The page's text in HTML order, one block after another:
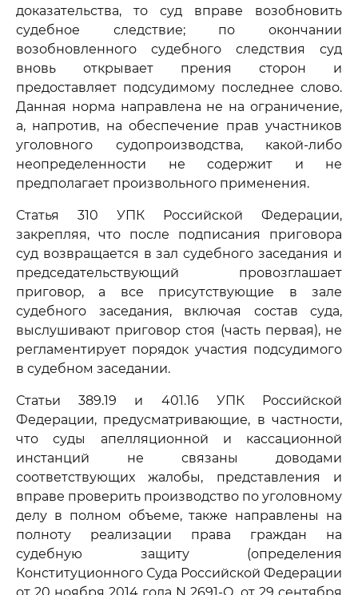
доказательства, то суд вправе возобновить
судебное следствие; по окончании
возобновленного судебного следствия суд
вновь открывает прения сторон и
предоставляет подсудимому последнее слово.
Данная норма направлена не на ограничение,
а, напротив, на обеспечение прав участников
уголовного судопроизводства, какой-либо
неопределенности не содержит и не
предполагает произвольного применения.
Статья 310 УПК Российской Федерации,
закрепляя, что после подписания приговора
суд возвращается в зал судебного заседания и
председательствующий провозглашает
приговор, а все присутствующие в зале
судебного заседания, включая состав суда,
выслушивают приговор стоя (часть первая), не
регламентирует порядок участия подсудимого
в судебном заседании.
Статьи 389.19 и 401.16 УПК Российской
Федерации, предусматривающие, в частности,
что суды апелляционной и кассационной
инстанций не связаны доводами
соответствующих жалобы, представления и
вправе проверить производство по уголовному
делу в полном объеме, также направлены на
полноту реализации права граждан на
судебную защиту (определения
Конституционного Суда Российской Федерации